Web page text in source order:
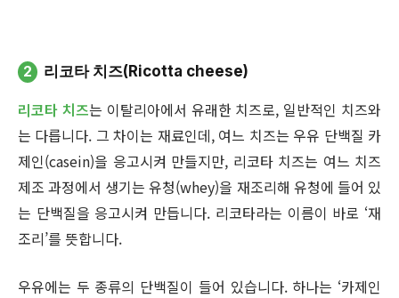
2 리코타 치즈(Ricotta cheese)
리코타 치즈는 이탈리아에서 유래한 치즈로, 일반적인 치즈와
는 다릅니다. 그 차이는 재료인데, 여느 치즈는 우유 단백질 카
제인(casein)을 응고시켜 만들지만, 리코타 치즈는 여느 치즈
제조 과정에서 생기는 유청(whey)을 재조리해 유청에 들어 있
는 단백질을 응고시켜 만듭니다. 리코타라는 이름이 바로 ‘재
조리’를 뜻합니다.
우유에는 두 종류의 단백질이 들어 있습니다. 하나는 ‘카제인